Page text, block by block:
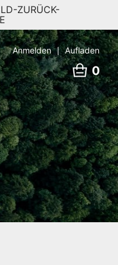
ZURÜCK-
0
Anmelden Aufladen